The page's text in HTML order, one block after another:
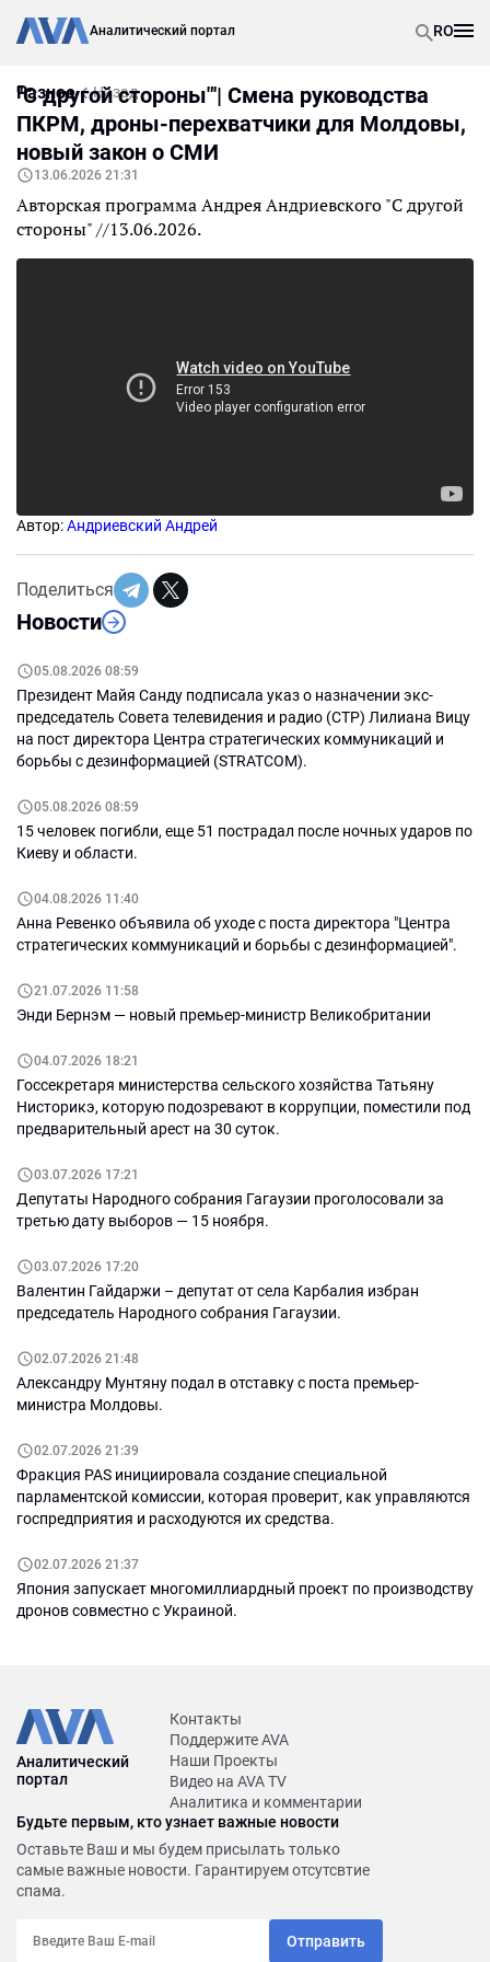
Аналитический портал RO
Разное Назад
Новости
05.08.2026 08:59
Президент Майя Санду подписала указ о назначении экс-
председатель Совета телевидения и радио (СТР) Лилиана Вицу
на пост директора Центра стратегических коммуникаций и
борьбы с дезинформацией (STRATCOM).
05.08.2026 08:59
15 человек погибли, еще 51 пострадал после ночных ударов по
Киеву и области.
04.08.2026 11:40
Анна Ревенко объявила об уходе с поста директора "Центра
стратегических коммуникаций и борьбы с дезинформацией".
21.07.2026 11:58
Энди Бернэм — новый премьер-министр Великобритании
04.07.2026 18:21
Госсекретаря министерства сельского хозяйства Татьяну
Нисторикэ, которую подозревают в коррупции, поместили под
предварительный арест на 30 суток.
03.07.2026 17:21
Депутаты Народного собрания Гагаузии проголосовали за
третью дату выборов — 15 ноября.
03.07.2026 17:20
Валентин Гайдаржи – депутат от села Карбалия избран
председатель Народного собрания Гагаузии.
02.07.2026 21:48
Александру Мунтяну подал в отставку с поста премьер-
министра Молдовы.
02.07.2026 21:39
Фракция PAS инициировала создание специальной
парламентской комиссии, которая проверит, как управляются
госпредприятия и расходуются их средства.
02.07.2026 21:37
Япония запускает многомиллиардный проект по производству
дронов совместно с Украиной.
"С другой стороны"'| Смена руководства
ПКРМ, дроны-перехватчики для Молдовы,
новый закон о СМИ
13.06.2026 21:31
Авторская программа Андрея Андриевского "С другой
стороны" //13.06.2026.
Автор:Андриевский Андрей
Поделиться
Аналитический
портал
Контакты
Поддержите AVA
Наши Проекты
Видео на AVA TV
Аналитика и комментарии
Будьте первым, кто узнает важные новости
Оставьте Ваш и мы будем присылать только
самые важные новости. Гарантируем отсутсвтие
спама.
Отправить